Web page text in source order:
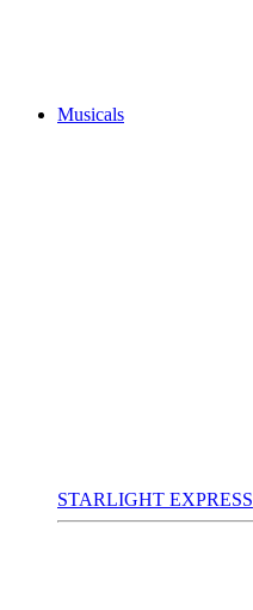
Musicals
STARLIGHT EXPRESS